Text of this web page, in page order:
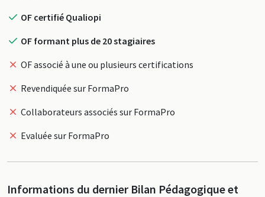
OF certifié Qualiopi
OF formant plus de 20 stagiaires
OF associé à une ou plusieurs certifications
Revendiquée sur FormaPro
Collaborateurs associés sur FormaPro
Evaluée sur FormaPro
Informations du dernier Bilan Pédagogique et